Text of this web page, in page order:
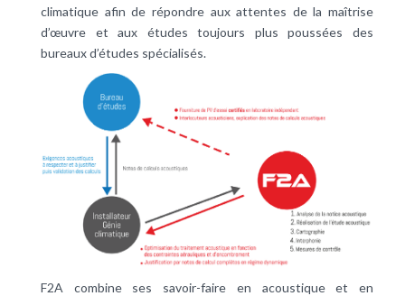
climatique afin de répondre aux attentes de la maîtrise
d’œuvre et aux études toujours plus poussées des
bureaux d’études spécialisés.
F2A combine ses savoir-faire en acoustique et en